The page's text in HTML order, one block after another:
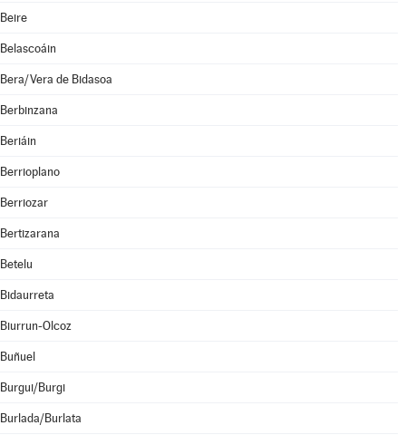
Beire
Belascoáin
Bera/Vera de Bidasoa
Berbinzana
Beriáin
Berrioplano
Berriozar
Bertizarana
Betelu
Bidaurreta
Biurrun-Olcoz
Buñuel
Burgui/Burgi
Burlada/Burlata